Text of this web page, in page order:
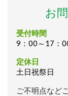
お
受付時間
9：00～17：
定休日
土日祝祭日
ご不明点など